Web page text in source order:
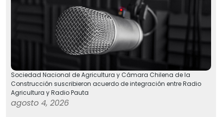
Sociedad Nacional de Agricultura y Cámara Chilena de la
Construcción suscribieron acuerdo de integración entre Radio
Agricultura y Radio Pauta
agosto 4, 2026